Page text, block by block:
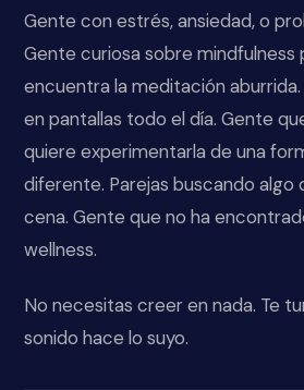
Gente con estrés, ansiedad, o
Gente curiosa sobre mindfulness
encuentra la meditación
en pantallas todo el día. Gente
quiere experimentarla de una
diferente. Parejas buscando algo
cena. Gente que no ha
wellness.
No necesitas creer en nada. Te
sonido hace lo suyo.